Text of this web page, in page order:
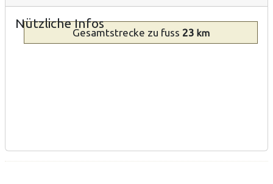
Nützliche Infos
Gesamtstrecke zu fuss 23 km
Typ
Beschreibung